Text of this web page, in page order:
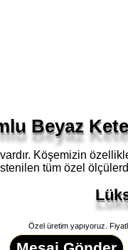
Beyaz
Köşemizin
İstenilen tüm özel
Özel üretim yapıyoruz.